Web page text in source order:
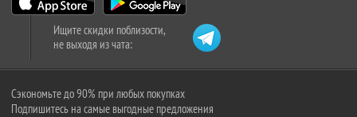
Ищите скидки поблизости,
не выходя из чата:
Сэкономьте до 90% при любых покупках
Подпишитесь на самые выгодные предложения